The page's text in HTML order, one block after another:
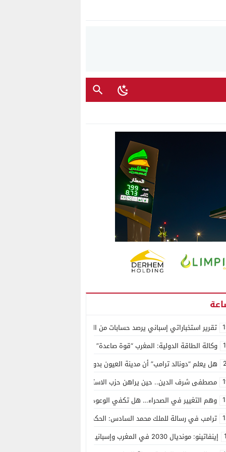
تقرير استخباراتي إسباني يرصد حسابات من الجزائر وأرقاما بـ”213+” ضمن حملة رقمية منظمة حرّضت على اقتحام سبتة
وكالة الطاقة الدولية: المغرب “قوة صاعدة” في سوق المعادن الاستراتيجية
هل يعلم “دونالد ترامب” أن مدينة العيون بدون ماء؟
مصطفى شرف الدين.. حين يراهن حزب الاستقلال على الكفاءة ويمنح الشباب
وهم التغيير في الصحراء… هل تكفي الوعود الفارغة لصناعة الواقع؟
ترامب في رسالة للملك محمد السادس: الحكم الذاتي هو الأساس الوحيد لحل
إينفاتينو: مونديال 2030 في المغرب وإسبانيا والبرتغال سيكون “الأجمل في التاريخ”